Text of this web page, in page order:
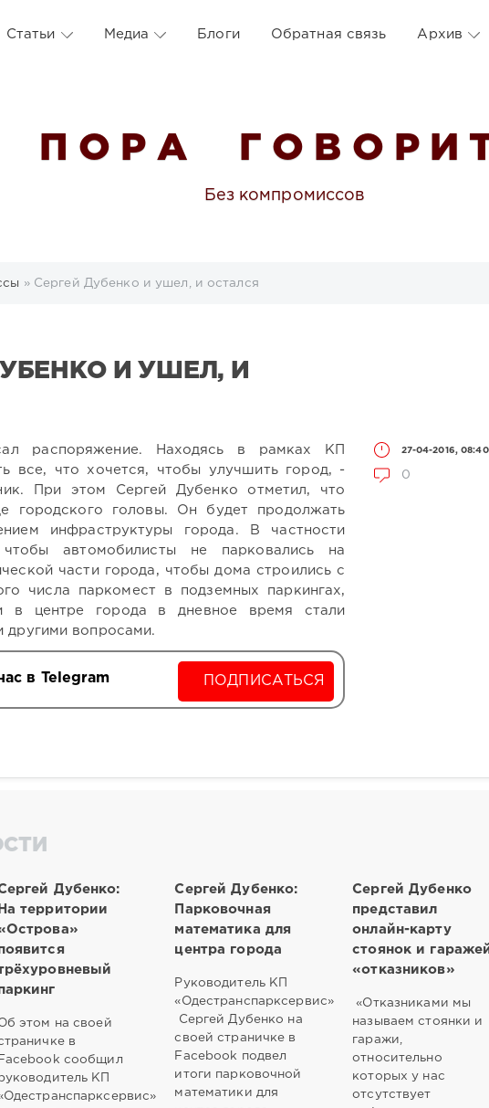
Статьи Медиа Блоги Обратная связь Архив
П О Р А Г О В О Р И
Без компромиссов
» Сергей Дубенко и ушел, и остался
И УШЕЛ, И
27-04-2016, 08:40
0
распоряжение. Находясь в рамках КП
все, что хочется, чтобы улучшить город, -
При этом Сергей Дубенко отметил, что
городского головы. Он будет продолжать
инфраструктуры города. В частности
чтобы автомобилисты не парковались на
части города, чтобы дома строились с
числа паркомест в подземных паркингах,
в центре города в дневное время стали
другими вопросами.
в Telegram ПОДПИСАТЬСЯ
Дубенко:
На территории
этом на своей
в
Facebook сообщил
КП
Сергей Дубенко:
Парковочная
математика для
центра города
Руководитель КП
«Одестранспарксервис»
Сергей Дубенко на
своей страничке в
Facebook подвел
итоги парковочной
математики для
Сергей Дубенко
представил
онлайн-карту
стоянок и
«отказников»
«Отказниками мы
называем стоянки и
гаражи,
относительно
которых у нас
отсутствует